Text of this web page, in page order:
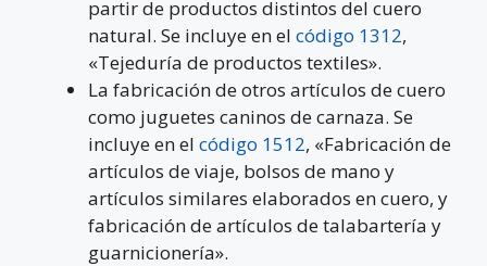
partir de productos distintos del cuero
natural. Se incluye en el código 1312,
«Tejeduría de productos textiles».
La fabricación de otros artículos de cuero
como juguetes caninos de carnaza. Se
incluye en el código 1512, «Fabricación de
artículos de viaje, bolsos de mano y
artículos similares elaborados en cuero, y
fabricación de artículos de talabartería y
guarnicionería».